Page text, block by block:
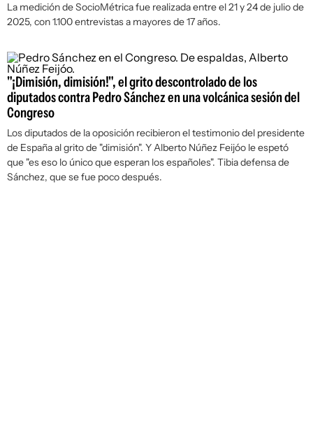
La medición de SocioMétrica fue realizada entre el 21 y 24 de julio de
2025, con 1.100 entrevistas a mayores de 17 años.
"¡Dimisión, dimisión!", el grito descontrolado de los
diputados contra Pedro Sánchez en una volcánica sesión del
Congreso
Los diputados de la oposición recibieron el testimonio del presidente
de España al grito de "dimisión". Y Alberto Núñez Feijóo le espetó
que "es eso lo único que esperan los españoles". Tibia defensa de
Sánchez, que se fue poco después.